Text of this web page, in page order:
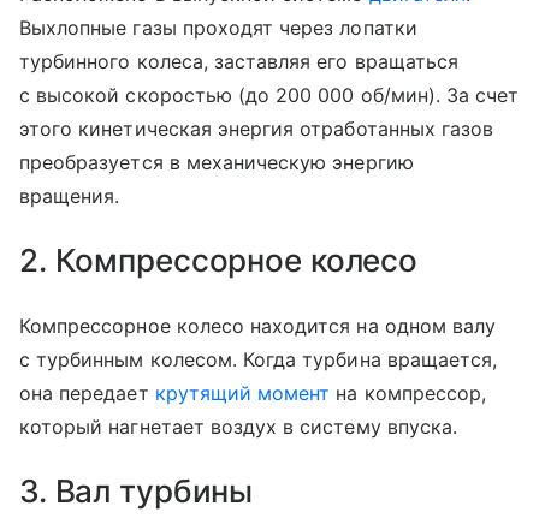
Выхлопные газы проходят через лопатки
турбинного колеса, заставляя его вращаться
с высокой скоростью (до 200 000 об/мин). За счет
этого кинетическая энергия отработанных газов
преобразуется в механическую энергию
вращения.
2. Компрессорное колесо
Компрессорное колесо находится на одном валу
с турбинным колесом. Когда турбина вращается,
она передает крутящий момент на компрессор,
который нагнетает воздух в систему впуска.
3. Вал турбины